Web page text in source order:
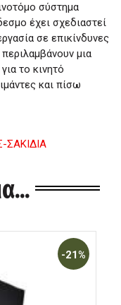
σύστημα
έχει σχεδιαστεί
σε επικίνδυνες
μια
το κινητό
και πίσω
ΣΑΚΙΔΙΑ
-21%